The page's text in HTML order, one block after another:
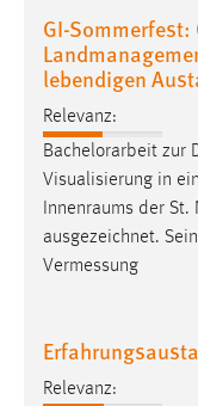
GI-
lebendigen
Relevanz:
Bachelorarbeit zur
Visualisierung in
Innenraums der St.
ausgezeichnet.
Vermessung
Relevanz:
Performance
Name:
staticfilecache
Zweck:
Für performante
gespeichert, ob
Zweck:
Das Cookie